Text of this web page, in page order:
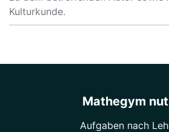
Kulturkunde.
Mathegym
Aufgaben nach